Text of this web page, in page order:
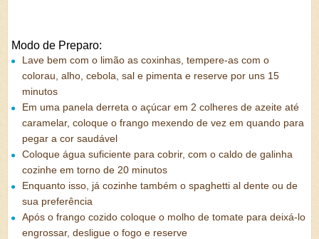
Modo de Preparo:
Lave bem com o limão as coxinhas, tempere-as com o
colorau, alho, cebola, sal e pimenta e reserve por uns 15
minutos
Em uma panela derreta o açúcar em 2 colheres de azeite até
caramelar, coloque o frango mexendo de vez em quando para
pegar a cor saudável
Coloque água suficiente para cobrir, com o caldo de galinha
cozinhe em torno de 20 minutos
Enquanto isso, já cozinhe também o spaghetti al dente ou de
sua preferência
Após o frango cozido coloque o molho de tomate para deixá-lo
engrossar, desligue o fogo e reserve